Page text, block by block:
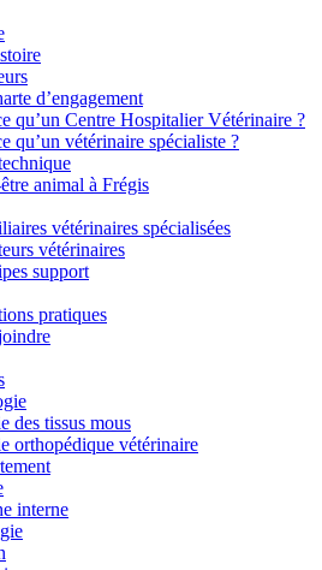
d’engagement
qu’un Centre Hospitalier Vétérinaire ?
qu’un vétérinaire spécialiste ?
animal à Frégis
vétérinaires spécialisées
vétérinaires
support
pratiques
des tissus mous
orthopédique vétérinaire
interne